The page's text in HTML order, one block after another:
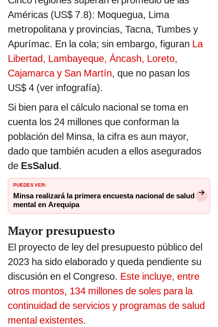
Américas (US$ 7.8): Moquegua, Lima
metropolitana y provincias, Tacna, Tumbes y
Apurímac. En la cola; sin embargo, figuran La
Libertad, Lambayeque, Áncash, Loreto,
Cajamarca y San Martín, que no pasan los
US$ 4 (ver infografía).
Si bien para el cálculo nacional se toma en
cuenta los 24 millones que conforman la
población del Minsa, la cifra es aun mayor,
dado que también acuden a ellos asegurados
de EsSalud.
PUEDES VER:
Minsa realizará la primera encuesta nacional de salud
mental en Arequipa
Mayor presupuesto
El proyecto de ley del presupuesto público del
2023 ha sido elaborado y queda pendiente su
discusión en el Congreso. Este incluye, entre
otros montos, 134 millones de soles para la
continuidad de servicios y programas de salud
mental existentes.